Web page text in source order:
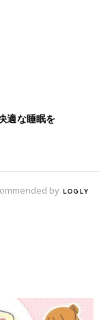
適な睡眠を
by
も】妊婦の感染症